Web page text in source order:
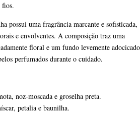
fios.
possui uma fragrância marcante e sofisticada,
e envolventes. A composição traz uma
floral e um fundo levemente adocicado
perfumados durante o cuidado.
noz-moscada e groselha preta.
petalia e baunilha.